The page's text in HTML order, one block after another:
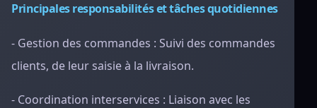
Principales responsabilités et tâches quotidiennes
- Gestion des commandes : Suivi des commandes
clients, de leur saisie à la livraison.
- Coordination interservices : Liaison avec les